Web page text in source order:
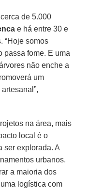
de 5.000
e há entre 30 e
“Hoje somos
passa fome. E uma
não enche a
um
na área, mais
local é o
ser explorada. A
urbanos.
a maioria dos
logística com